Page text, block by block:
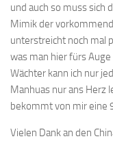
und auch so muss sich
Mimik der
unterstreicht noch mal
was man hier fürs
Wächter kann ich nur
Manhuas nur ans Herz
bekommt von mir eine
Vielen Dank an den